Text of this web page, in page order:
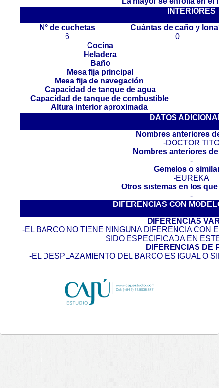
INTERIORES
N° de cuchetas
Cuántas de caño y
6
0
Cocina
Heladera
Baño
Mesa fija principal
Mesa fija de navegación
Capacidad de tanque de agua
Capacidad de tanque de combustible
Altura interior aproximada
DATOS
Nombres anteriores
-DOCTOR TITO
Nombres anteriores
-
Gemelos o
-EUREKA
Otros sistemas en los
-
DIFERENCIAS CON
DIFERENCIAS
-EL BARCO NO TIENE NINGUNA DIFERENCIA CON
SIDO ESPECIFICADA EN
DIFERENCIAS DE
-EL DESPLAZAMIENTO DEL BARCO ES IGUAL O